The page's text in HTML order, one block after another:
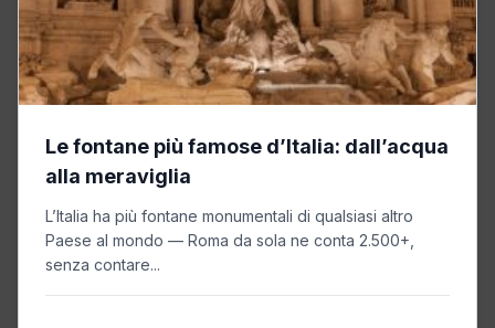
Le fontane più famose d’Italia: dall’acqua
alla meraviglia
L’Italia ha più fontane monumentali di qualsiasi altro
Paese al mondo — Roma da sola ne conta 2.500+,
senza contare...